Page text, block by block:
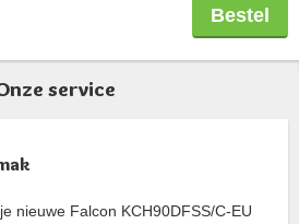
gebruikt om de schroefdraadverbinding
veilig af te sluiten. De gehele set is Gastec
Bestel
service
nieuwe Falcon KCH90DFSS/C-EU